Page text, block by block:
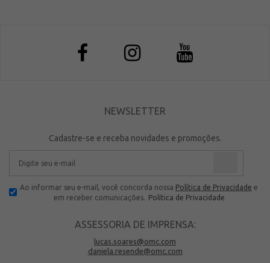
NEWSLETTER
Cadastre-se e receba novidades e promoções.
Ao informar seu e-mail, você concorda nossa Política de Privacidade e
em receber comunicações.
Política de Privacidade
ASSESSORIA DE IMPRENSA:
lucas.soares@omc.com
daniela.resende@omc.com